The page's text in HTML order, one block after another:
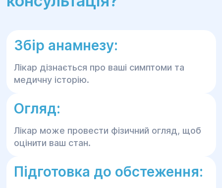
Збір анамнезу:
Лікар дізнається про ваші симптоми та
медичну історію.
Огляд:
Лікар може провести фізичний огляд, щоб
оцінити ваш стан.
Підготовка до обстеження: